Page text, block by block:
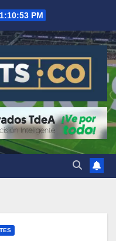
1:10:54 PM